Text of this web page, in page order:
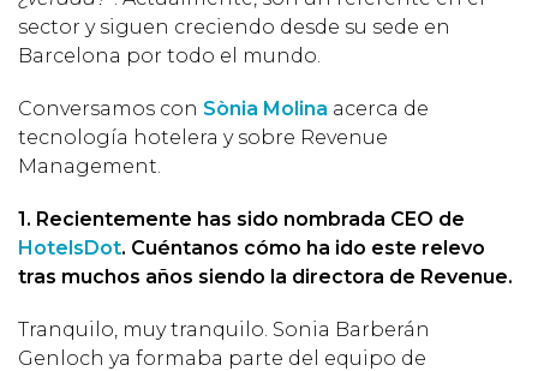
sector y siguen creciendo desde su sede en
Barcelona por todo el mundo.
Conversamos con Sònia Molina acerca de
tecnología hotelera y sobre Revenue
Management.
1. Recientemente has sido nombrada CEO de
HotelsDot. Cuéntanos cómo ha ido este relevo
tras muchos años siendo la directora de Revenue.
Tranquilo, muy tranquilo. Sonia Barberán
Genloch ya formaba parte del equipo de